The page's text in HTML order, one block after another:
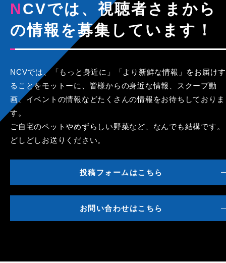
NCVでは、視聴者さまから
の情報を募集しています！
NCVでは、「もっと身近に」「より新鮮な情報」をお届けす
ることをモットーに、皆様からの身近な情報、スクープ動
画、イベントの情報などたくさんの情報をお待ちしておりま
す。
ご自宅のペットやめずらしい野菜など、なんでも結構です。
どしどしお送りください。
投稿フォームはこちら
お問い合わせはこちら